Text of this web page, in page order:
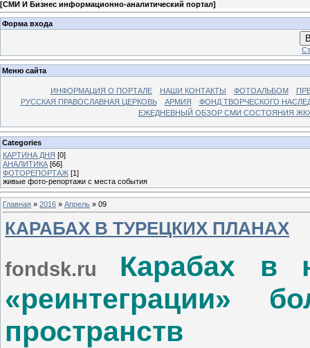
[СМИ И Бизнес информационно-аналитический портал]
Форма входа
Меню сайта
ИНФОРМАЦИЯ О ПОРТАЛЕ НАШИ КОНТАКТЫ ФОТОАЛЬБОМ
РУССКАЯ ПРАВОСЛАВНАЯ ЦЕРКОВЬ
АРМИЯ
ФОНД ТВОРЧЕСКОГО
ЕЖЕДНЕВНЫЙ ОБЗОР СМИ СОСТОЯНИЯ
Categories
КАРТИНА ДНЯ [0]
АНАЛИТИКА [66]
ФОТОРЕПОРТАЖ [1]
живые фото-репортажи с места события
Главная » 2016 » Апрель » 09
КАРАБАХ В ТУРЕЦКИХ ПЛАНАХ
fondsk.ru Карабах в
«реинтеграции»
пространств